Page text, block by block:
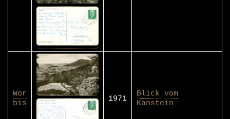
Wor
bis
1971
Blick vom
Kanstein